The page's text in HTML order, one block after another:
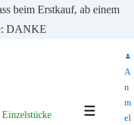
beim Erstkauf, ab einem
DANKE
Einzelstücke
MENÜ
A
n
m
el